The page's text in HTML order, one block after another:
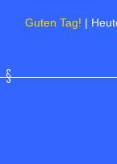
Guten Tag!| Heute